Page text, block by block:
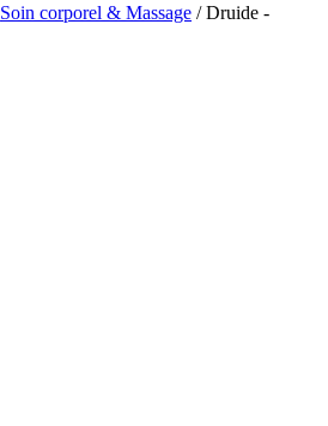
Soin corporel & Massage / Druide -